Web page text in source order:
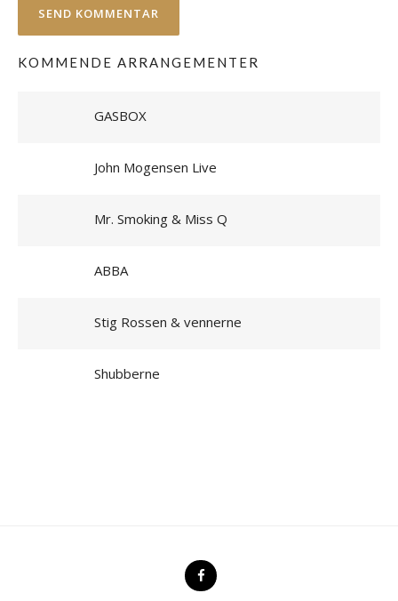
KOMMENDE ARRANGEMENTER
GASBOX
John Mogensen Live
Mr. Smoking & Miss Q
ABBA
Stig Rossen & vennerne
Shubberne